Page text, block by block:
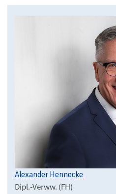
Alexander Hennecke
Dipl.-Verww. (FH)